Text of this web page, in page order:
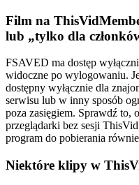
Film na
lub „tylko dla
FSAVED ma dostęp
widoczne po wylogowaniu.
dostępny wyłącznie dla
serwisu lub w inny sposób
poza zasięgiem. Sprawdź
przeglądarki bez sesji
program do pobierania
Niektóre klipy w